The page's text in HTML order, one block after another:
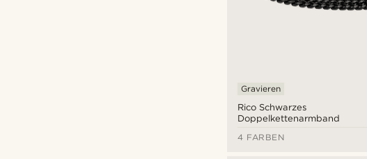
Rico Schwarzes
Doppelkettenarmband
Gravieren
4 FARBEN